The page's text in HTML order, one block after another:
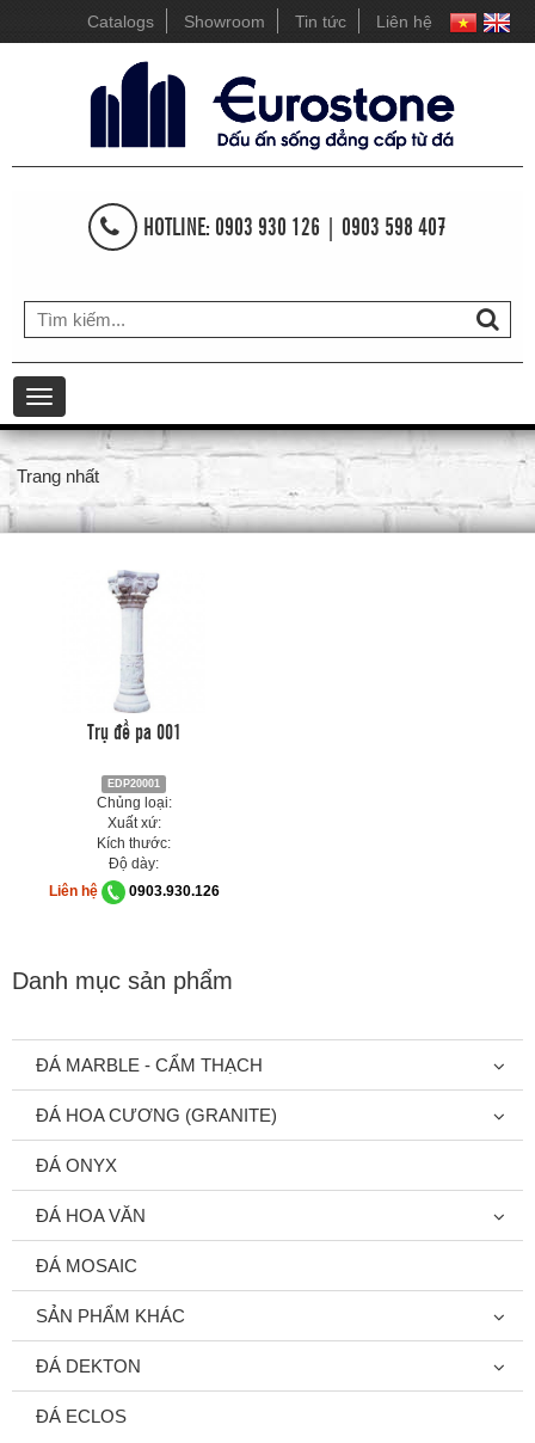
Catalogs Showroom Tin tức Liên hệ
HOTLINE: 0903 930 126 | 0903 598 407
Toggle
navigation
Trang nhất
Trụ đề pa 001
EDP20001
Chủng loại:
Xuất xứ:
Kích thước:
Độ dày:
Liên hệ
0903.930.126
Danh mục sản phẩm
ĐÁ MARBLE - CẨM THẠCH
ĐÁ HOA CƯƠNG (GRANITE)
ĐÁ ONYX
ĐÁ HOA VĂN
ĐÁ MOSAIC
SẢN PHẨM KHÁC
ĐÁ DEKTON
ĐÁ ECLOS